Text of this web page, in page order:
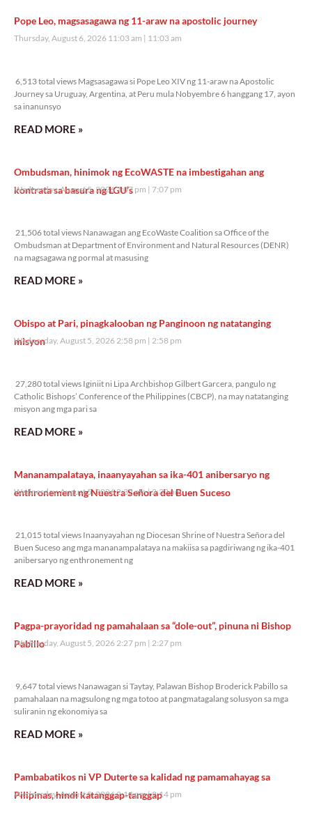
Pope Leo, magsasagawa ng 11-araw na apostolic journey
Thursday, August 6, 2026 11:03 am 11:03 am
6,513 total views Magsasagawa si Pope Leo XIV ng 11-araw na Apostolic
Journey sa Uruguay, Argentina, at Peru mula Nobyembre 6 hanggang 17, ayon
sa inanunsyo
READ MORE »
Ombudsman, hinimok ng EcoWASTE na imbestigahan ang
kontrata sa basura ng LGU’s
Wednesday, August 5, 2026 7:07 pm 7:07 pm
21,506 total views Nanawagan ang EcoWaste Coalition sa Office of the
Ombudsman at Department of Environment and Natural Resources (DENR)
na magsagawa ng pormal at masusing
READ MORE »
Obispo at Pari, pinagkalooban ng Panginoon ng natatanging
misyon
Wednesday, August 5, 2026 2:58 pm 2:58 pm
27,280 total views Iginiit ni Lipa Archbishop Gilbert Garcera, pangulo ng
Catholic Bishops’ Conference of the Philippines (CBCP), na may natatanging
misyon ang mga pari sa
READ MORE »
Mananampalataya, inaanyayahan sa ika-401 anibersaryo ng
enthronement ng Nuestra Señora del Buen Suceso
Wednesday, August 5, 2026 2:32 pm 2:32 pm
21,015 total views Inaanyayahan ng Diocesan Shrine of Nuestra Señora del
Buen Suceso ang mga mananampalataya na makiisa sa pagdiriwang ng ika-401
anibersaryo ng enthronement ng
READ MORE »
Pagpa-prayoridad ng pamahalaan sa “dole-out”, pinuna ni Bishop
Pabillo
Wednesday, August 5, 2026 2:27 pm 2:27 pm
9,647 total views Nanawagan si Taytay, Palawan Bishop Broderick Pabillo sa
pamahalaan na magsulong ng mga totoo at pangmatagalang solusyon sa mga
suliranin ng ekonomiya sa
READ MORE »
Pambabatikos ni VP Duterte sa kalidad ng pamamahayag sa
Pilipinas, hindi katanggap-tanggap
Wednesday, August 5, 2026 2:14 pm 2:14 pm